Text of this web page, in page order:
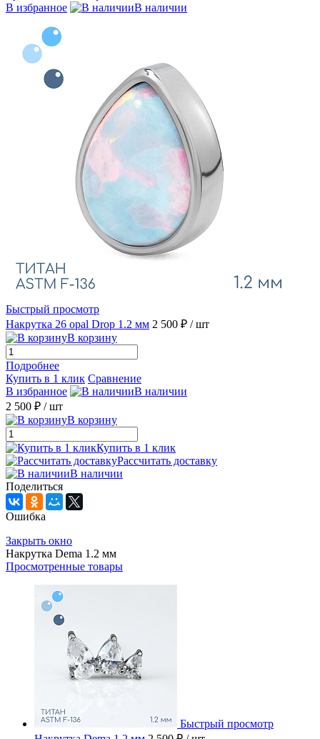
В избранное
В наличии
Быстрый просмотр
Накрутка 26 opal Drop 1.2 мм 2 500 ₽ / шт
В корзину
Подробнее
Купить в 1 клик Сравнение
В избранное
В наличии
2 500 ₽ / шт
В корзину
Купить в 1 клик
Рассчитать доставку
В наличии
Поделиться
Ошибка
Закрыть окно
Накрутка Dema 1.2 мм
Просмотренные товары
Быстрый просмотр